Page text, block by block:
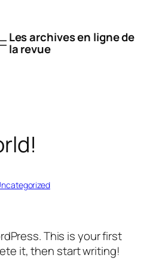
Les archives en ligne de
la revue
This is your first
it, then start writing!